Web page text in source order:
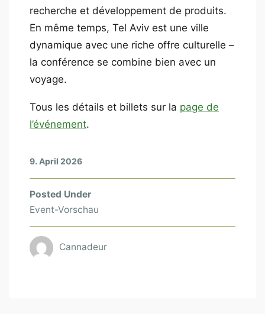
recherche et développement de produits.
En même temps, Tel Aviv est une ville
dynamique avec une riche offre culturelle –
la conférence se combine bien avec un
voyage.
Tous les détails et billets sur la page de
l’événement.
9. April 2026
Posted Under
Event-Vorschau
Cannadeur